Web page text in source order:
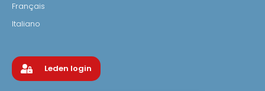
Français
Italiano
Leden login